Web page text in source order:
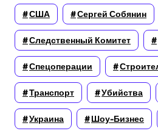
США Сергей Собянин
Следственный Комитет
Спецоперации
Транспорт Убийства
Украина Шоу-Бизнес